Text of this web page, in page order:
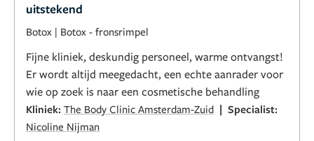
uitstekend
Botox | Botox - fronsrimpel
Fijne kliniek, deskundig personeel, warme ontvangst!
Er wordt altijd meegedacht, een echte aanrader voor
wie op zoek is naar een cosmetische behandling
Kliniek: The Body Clinic Amsterdam-Zuid | Specialist:
Nicoline Nijman